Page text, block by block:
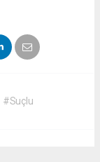
#Suçlu